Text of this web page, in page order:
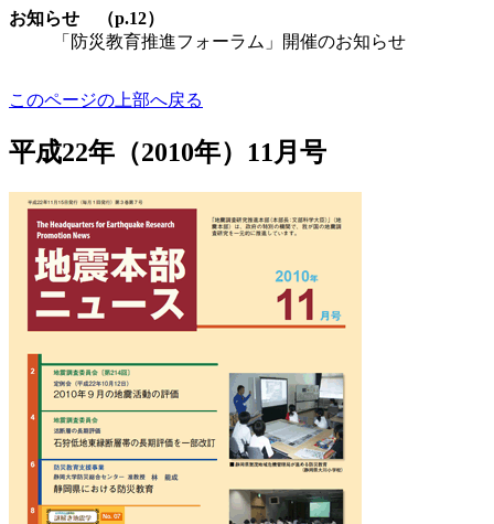
お知らせ （p.12）
「防災教育推進フォーラム」開催のお知らせ
このページの上部へ戻る
平成22年（2010年）11月号